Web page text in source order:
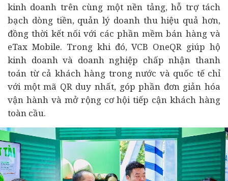
kinh doanh trên cùng một nền tảng, hỗ trợ tách
bạch dòng tiền, quản lý doanh thu hiệu quả hơn,
đồng thời kết nối với các phần mềm bán hàng và
eTax Mobile. Trong khi đó, VCB OneQR giúp hộ
kinh doanh và doanh nghiệp chấp nhận thanh
toán từ cả khách hàng trong nước và quốc tế chỉ
với một mã QR duy nhất, góp phần đơn giản hóa
vận hành và mở rộng cơ hội tiếp cận khách hàng
toàn cầu.